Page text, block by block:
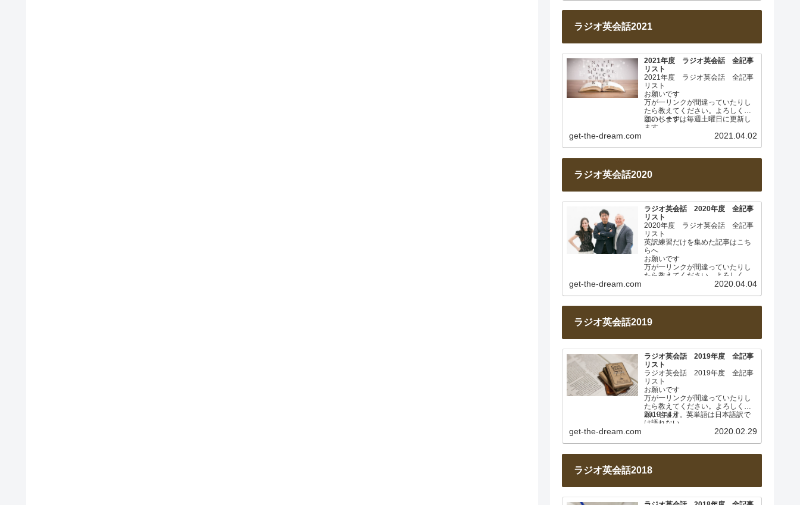
ラジオ英会話2021
2021年度 ラジオ英会話 全記事
リスト
2021年度 ラジオ英会話 全記事
リスト
お願いです
万が一リンクが間違っていたりし
たら教えてください。よろしくお
願いします。
このページは毎週土曜日に更新し
ます。
2021年4月 なぜ日本人は英…
get-the-dream.com 2021.04.02
ラジオ英会話2020
ラジオ英会話 2020年度 全記事
リスト
2020年度 ラジオ英会話 全記事
リスト
英訳練習だけを集めた記事はこち
らへ
お願いです
万が一リンクが間違っていたりし
たら教えてください。よろしくお
このページは毎週土曜日に更新し
get-the-dream.com 2020.04.04
ラジオ英会話2019
ラジオ英会話 2019年度 全記事
リスト
ラジオ英会話 2019年度 全記事
リスト
お願いです
万が一リンクが間違っていたりし
たら教えてください。よろしくお
願いします。
2019年4月 英単語は日本語訳で
は語れない
get-the-dream.com 2020.02.29
ラジオ英会話2018